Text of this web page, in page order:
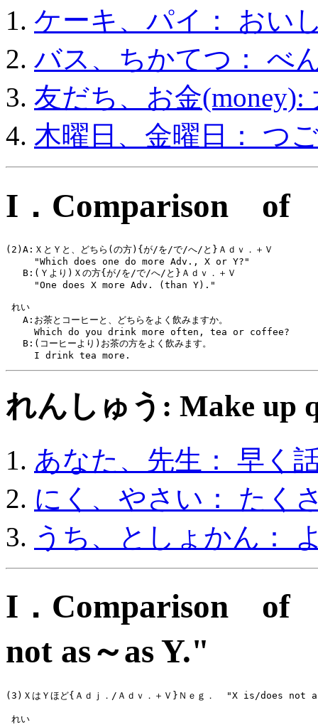
ケーキ、パイ： おい
バス、ちかてつ： べ
友だち、お金(money):
木曜日、金曜日： つ
I．Comparison of
(2)A:ＸとＹと、どちら(の方){が/を/で/へ/と}Ａｄｖ．＋Ｖ
     "Which does one do more Adv., X or Y?"
   B:(Ｙより)Ｘの方{が/を/で/へ/と}Ａｄｖ．＋Ｖ
     "One does X more Adv. (than Y)."
れい
   A:お茶とコーヒーと、どちらをよく飲みますか。
     Which do you drink more often, tea or coffee?
   B:(コーヒーより)お茶の方をよく飲みます。
     I drink tea more.
れんしゅう: Make up
あなた、先生： 早く
にく、やさい： たく
うち、としょかん：
I．Comparison of
not as～as Y."
(3)ＸはＹほど{Ａｄｊ．/Ａｄｖ．＋Ｖ}Ｎｅｇ．  "X is/does not
れい